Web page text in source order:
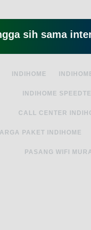
sih sama
INDIHOME
INDIHOME
CALL CENTER
PAKET INDIHOME
PASANG WIFI